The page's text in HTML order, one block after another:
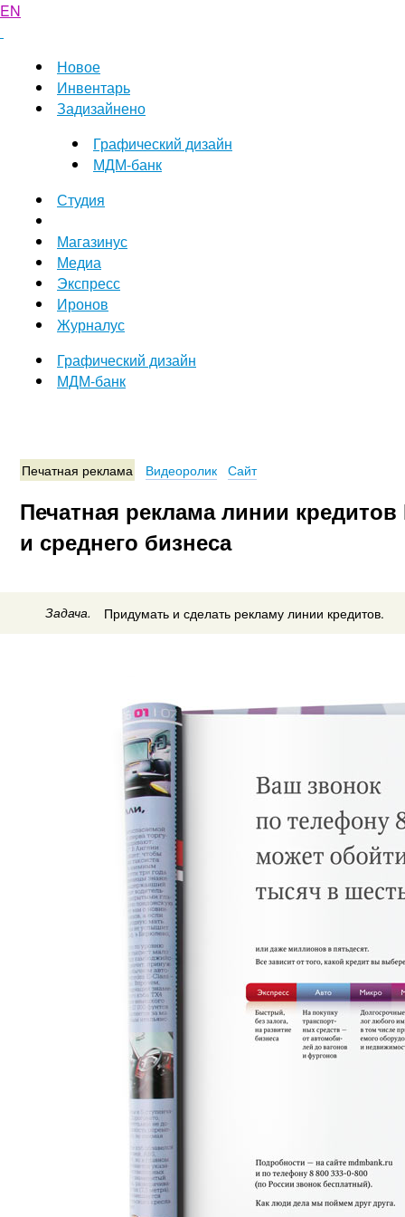
EN
Новое
Инвентарь
Задизайнено
Графический дизайн
МДМ-банк
Студия
Магазинус
Медиа
Экспресс
Иронов
Журналус
Графический дизайн
МДМ-банк
Печатная реклама Видеоролик Сайт
Печатная реклама линии
и среднего бизнеса
Задача. Придумать и сделать рекламу линии кредитов.